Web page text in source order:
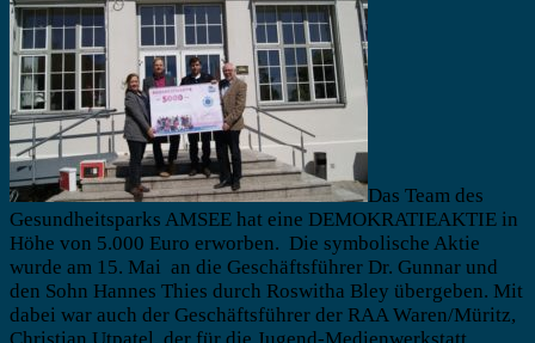
Das Team des
Gesundheitsparks AMSEE hat eine DEMOKRATIEAKTIE in
Höhe von 5.000 Euro erworben. Die symbolische Aktie
wurde am 15. Mai an die Geschäftsführer Dr. Gunnar und
den Sohn Hannes Thies durch Roswitha Bley übergeben. Mit
dabei war auch der Geschäftsführer der RAA Waren/Müritz,